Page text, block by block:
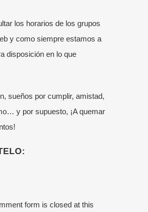
los horarios de los grupos
y como siempre estamos a
disposición en lo que
sueños por cumplir, amistad,
y por supuesto, ¡A quemar
form is closed at this